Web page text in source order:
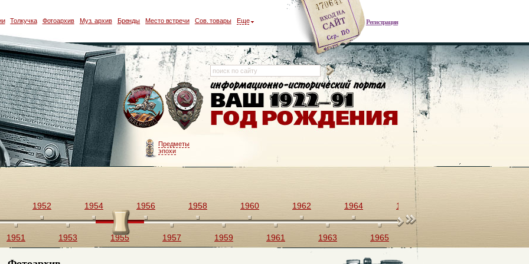
Регистрация
Толкучка Фотоархив Муз. архив Бренды Место встречи Сов. товары Еще
Предметы
эпохи
1951
1952
1953
1954
1955
1956
1957
1958
1959
1960
1961
1962
1963
1964
1965
1966